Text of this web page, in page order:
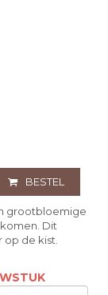
BESTEL
grootbloemige
Dit
op de kist.